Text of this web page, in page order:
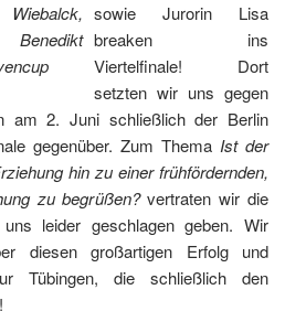
Benedikt
sowie Jurorin Lisa
breaken ins
Viertelfinale! Dort
setzten wir uns gegen
am 2. Juni schließlich der Berlin
gegenüber. Zum Thema Ist der
hin zu einer frühfördernden,
zu begrüßen?vertraten wir die
leider geschlagen geben. Wir
diesen großartigen Erfolg und
Tübingen, die schließlich den